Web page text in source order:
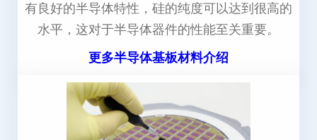
有良好的半导体特性，硅的纯度可以达到很高的
水平，这对于半导体器件的性能至关重要。
更多半导体基板材料介绍